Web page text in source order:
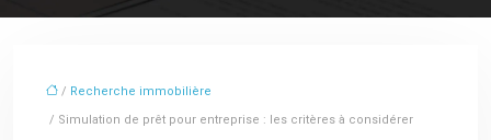
/ Recherche immobilière
/ Simulation de prêt pour entreprise : les critères à considérer